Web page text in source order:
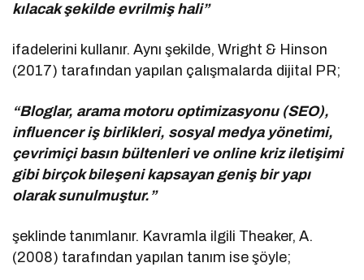
kılacak şekilde evrilmiş hali”
ifadelerini kullanır. Aynı şekilde, Wright & Hinson
(2017) tarafından yapılan çalışmalarda dijital PR;
“Bloglar, arama motoru optimizasyonu (SEO),
influencer iş birlikleri, sosyal medya yönetimi,
çevrimiçi basın bültenleri ve online kriz iletişimi
gibi birçok bileşeni kapsayan geniş bir yapı
olarak sunulmuştur.”
şeklinde tanımlanır. Kavramla ilgili Theaker, A.
(2008) tarafından yapılan tanım ise şöyle;